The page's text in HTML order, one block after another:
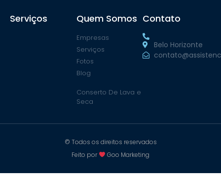
Serviços Quem Somos
Empresas
Serviços
Fotos
Blog
Conserto De Lava e
Seca
Contato
Belo Horizonte
© Todos os direitos reservados
Feito por
Goo Marketing